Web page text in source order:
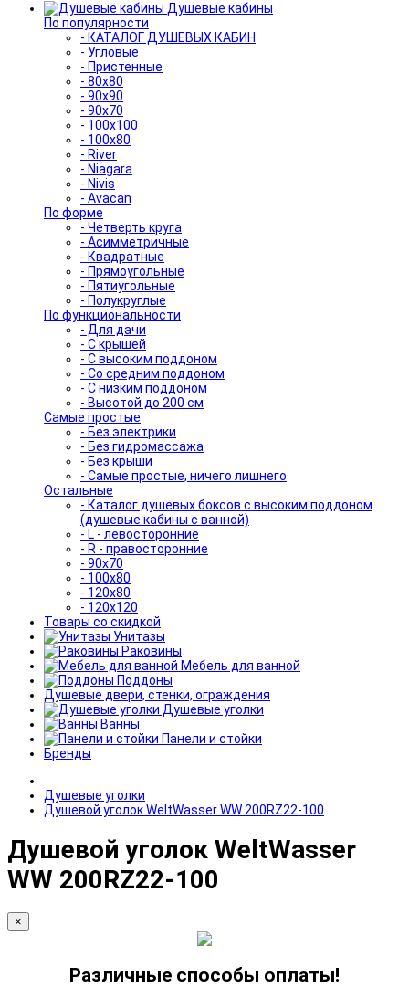
Душевые кабины
По популярности
- КАТАЛОГ ДУШЕВЫХ КАБИН
- Угловые
- Пристенные
- 80x80
- 90x90
- 90x70
- 100x100
- 100x80
- River
- Niagara
- Nivis
- Avacan
По форме
- Четверть круга
- Асимметричные
- Квадратные
- Прямоугольные
- Пятиугольные
- Полукруглые
По функциональности
- Для дачи
- С крышей
- С высоким поддоном
- Со средним поддоном
- С низким поддоном
- Высотой до 200 см
Самые простые
- Без электрики
- Без гидромассажа
- Без крыши
- Самые простые, ничего лишнего
Остальные
- Каталог душевых боксов с высоким поддоном
(душевые кабины с ванной)
- L - левосторонние
- R - правосторонние
- 90x70
- 100x80
- 120x80
- 120x120
Товары со скидкой
Унитазы
Раковины
Мебель для ванной
Поддоны
Душевые двери, стенки, ограждения
Душевые уголки
Ванны
Панели и стойки
Бренды
Душевые уголки
Душевой уголок WeltWasser WW 200RZ22-100
Душевой уголок WeltWasser
WW 200RZ22-100
×
Различные способы оплаты!